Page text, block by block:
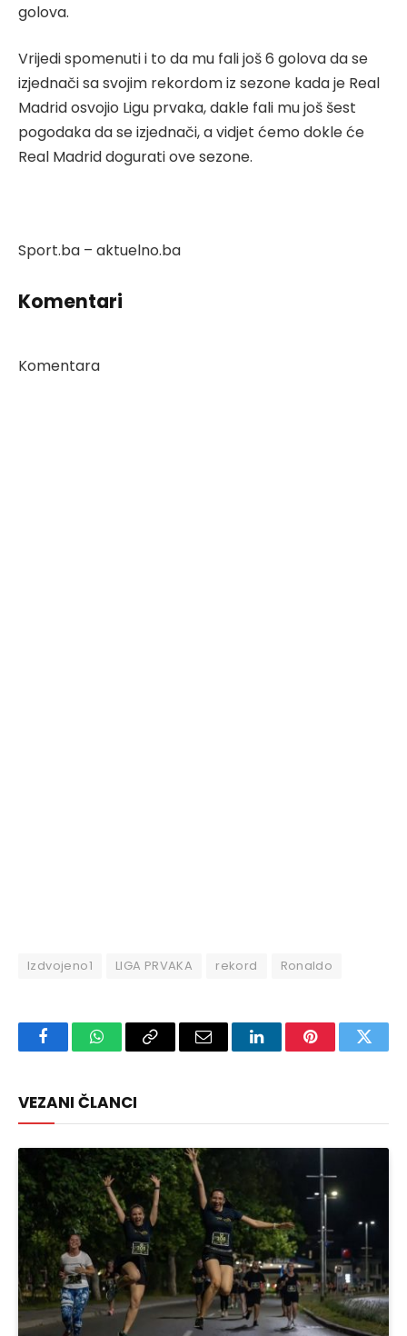
golova.
Vrijedi spomenuti i to da mu fali još 6 golova da se
izjednači sa svojim rekordom iz sezone kada je Real
Madrid osvojio Ligu prvaka, dakle fali mu još šest
pogodaka da se izjednači, a vidjet ćemo dokle će
Real Madrid dogurati ove sezone.
Sport.ba – aktuelno.ba
Komentari
Komentara
Izdvojeno1 LIGA PRVAKA rekord Ronaldo
FacebookWhatsAppCopy
Email LinkedInPinterest
VEZANI ČLANCI